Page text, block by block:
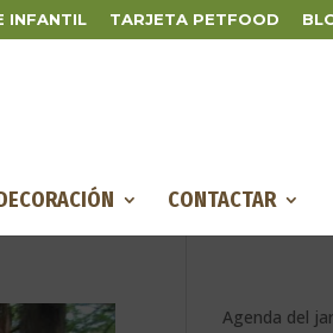
INFANTIL TARJETA PETFOOD
CONTACTAR
Agenda del